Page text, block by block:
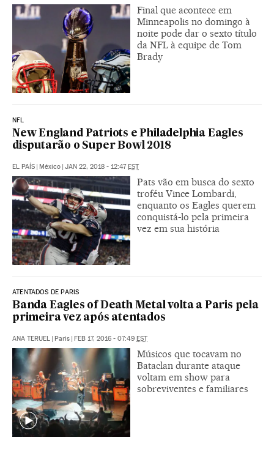
Final que acontece em
Minneapolis no domingo à
noite pode dar o sexto título
da NFL à equipe de Tom
Brady
NFL
New England Patriots e Philadelphia Eagles
disputarão o Super Bowl 2018
EL PAÍS | México | JAN 22, 2018 - 12:47EST
Pats vão em busca do sexto
troféu Vince Lombardi,
enquanto os Eagles querem
conquistá-lo pela primeira
vez em sua história
ATENTADOS DE PARIS
Banda Eagles of Death Metal volta a Paris pela
primeira vez após atentados
ANA TERUEL | Paris | FEB 17, 2016 - 07:49 EST
Músicos que tocavam no
Bataclan durante ataque
voltam em show para
sobreviventes e familiares